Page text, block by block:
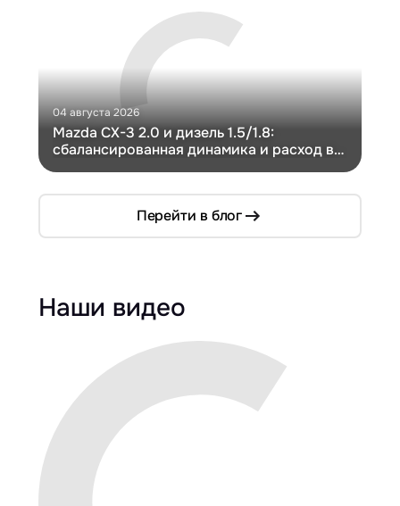
04 августа 2026
Mazda CX-3 2.0 и дизель 1.5/1.8:
сбалансированная динамика и расход в
Перейти в блог
Наши видео